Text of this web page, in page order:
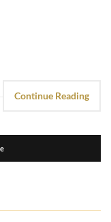
Continue Reading